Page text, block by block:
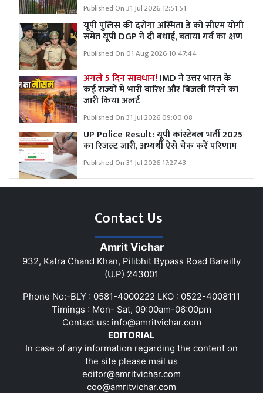
Published On 31 Jul 2026 12:51:51
यूपी पुलिस की दरोगा अस्मिता डे को सीएम योगी
समेत यूपी DGP ने दी बधाई, बताया गर्व का क्षण
Published On 01 Aug 2026 10:47:44
अगले 5 दिन सावधान! IMD ने उत्तर भारत के
कई राज्यों में भारी बारिश और बिजली गिरने का
जारी किया अलर्ट
Published On 31 Jul 2026 09:00:08
UP Police Result: यूपी कांस्टेबल भर्ती 2025
का रिजल्ट जारी, अभ्यर्थी ऐसे चेक करें परिणाम
Published On 31 Jul 2026 17:27:43
Contact Us
Amrit Vichar
932, Katra Chand Khan, Pilibhit Bypass Road Bareilly
(U.P) 243001
Phone No:-BLY : 0581-4000222 LKO : 0522-4008111
Timings : Mon- Sat, 09:00am-06:00pm
Contact us: info@amritvichar.com
EDITORIAL
In case of any information regarding the content on
the site please mail us
editor@amritvichar.com
coo@amritvichar.com